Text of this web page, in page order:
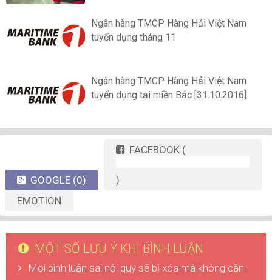
Ngân hàng TMCP Hàng Hải Việt Nam
tuyển dụng tháng 11
Ngân hàng TMCP Hàng Hải Việt Nam
tuyển dụng tại miền Bắc [31.10.2016]
GOOGLE (0)
FACEBOOK (
)
EMOTION
MỘT SỐ LƯU Ý KHI BÌNH LUẬN
Mọi bình luận sai nội quy sẽ bị xóa mà không cần